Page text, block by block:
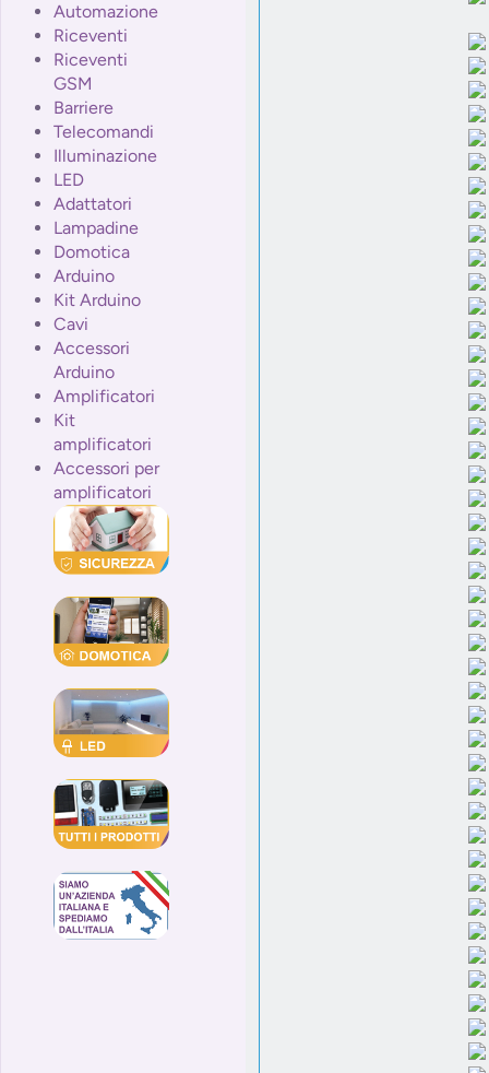
Automazione
Riceventi
Riceventi
GSM
Barriere
Telecomandi
Illuminazione
LED
Adattatori
Lampadine
Domotica
Arduino
Kit Arduino
Cavi
Accessori
Arduino
Amplificatori
Kit
amplificatori
Accessori per
amplificatori